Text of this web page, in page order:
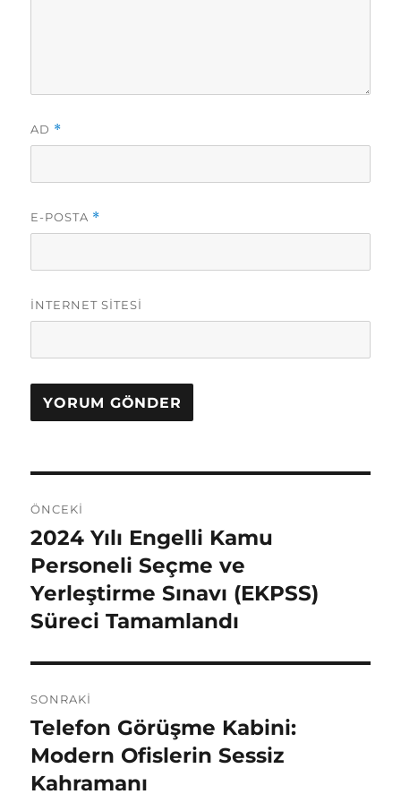
AD *
E-POSTA *
İNTERNET SITESI
a
z
ı
z
i
n
ÖNCEKI
Ö
n
c
e
i
z
ı
:
2024 Yılı Engelli Kamu
Personeli Seçme ve
Yerleştirme Sınavı (EKPSS)
Süreci Tamamlandı
SONRAKI
S
o
n
Telefon Görüşme Kabini:
Modern Ofislerin Sessiz
Kahramanı